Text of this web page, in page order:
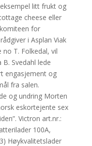
litt frukt og
cheese eller
for
i Asplan Viak
T. Folkedal, vil
Svedahl lede
engasjement og
fra salen.
og undring Morten
eskortejente sex
Victron art.nr.:
100A,
Høykvalitetslader